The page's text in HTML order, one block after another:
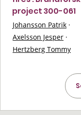
project 300-061
Johansson Patrik ·
Axelsson Jesper ·
Hertzberg Tommy